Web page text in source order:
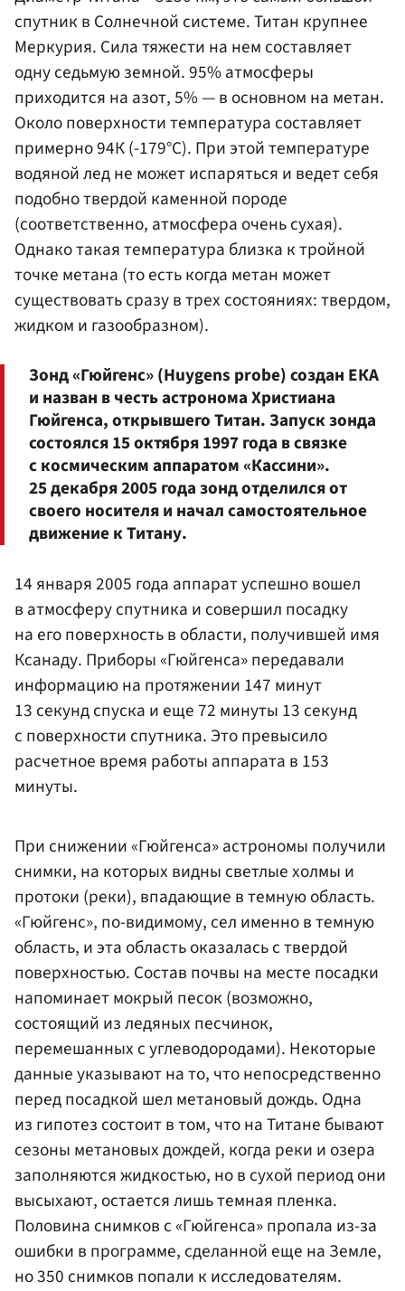
спутник в Солнечной системе. Титан крупнее
Меркурия. Сила тяжести на нем составляет
одну седьмую земной. 95% атмосферы
приходится на азот, 5% — в основном на метан.
Около поверхности температура составляет
примерно 94К (-179°C). При этой температуре
водяной лед не может испаряться и ведет себя
подобно твердой каменной породе
(соответственно, атмосфера очень сухая).
Однако такая температура близка к тройной
точке метана (то есть когда метан может
существовать сразу в трех состояниях: твердом,
жидком и газообразном).
Зонд «Гюйгенс» (Huygens probe) создан ЕКА
и назван в честь астронома Христиана
Гюйгенса, открывшего Титан. Запуск зонда
состоялся 15 октября 1997 года в связке
с космическим аппаратом «Кассини».
25 декабря 2005 года зонд отделился от
своего носителя и начал самостоятельное
движение к Титану.
14 января 2005 года аппарат успешно вошел
в атмосферу спутника и совершил посадку
на его поверхность в области, получившей имя
Ксанаду. Приборы «Гюйгенса» передавали
информацию на протяжении 147 минут
13 секунд спуска и еще 72 минуты 13 секунд
с поверхности спутника. Это превысило
расчетное время работы аппарата в 153
минуты.
При снижении «Гюйгенса» астрономы получили
снимки, на которых видны светлые холмы и
протоки (реки), впадающие в темную область.
«Гюйгенс», по-видимому, сел именно в темную
область, и эта область оказалась с твердой
поверхностью. Состав почвы на месте посадки
напоминает мокрый песок (возможно,
состоящий из ледяных песчинок,
перемешанных с углеводородами). Некоторые
данные указывают на то, что непосредственно
перед посадкой шел метановый дождь. Одна
из гипотез состоит в том, что на Титане бывают
сезоны метановых дождей, когда реки и озера
заполняются жидкостью, но в сухой период они
высыхают, остается лишь темная пленка.
Половина снимков с «Гюйгенса» пропала из-за
ошибки в программе, сделанной еще на Земле,
но 350 снимков попали к исследователям.